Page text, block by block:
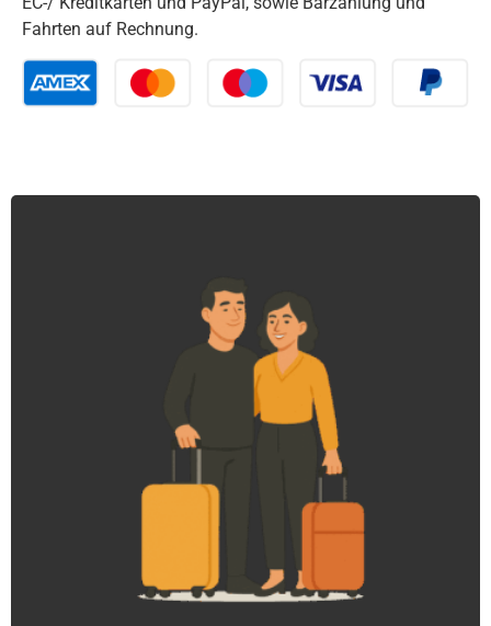
Fahrten auf Rechnung.